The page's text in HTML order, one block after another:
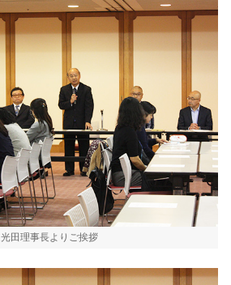
光田理事長よりご挨拶